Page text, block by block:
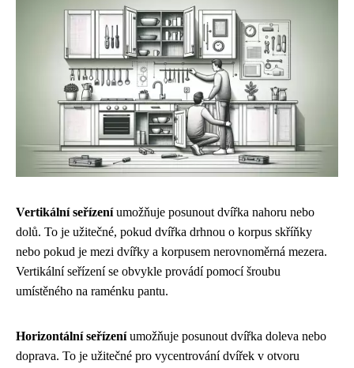
Vertikální seřízeníumožňuje posunout dvířka nahoru nebo
dolů. To je užitečné, pokud dvířka drhnou o korpus skříňky
nebo pokud je mezi dvířky a korpusem nerovnoměrná mezera.
Vertikální seřízení se obvykle provádí pomocí šroubu
umístěného na raménku pantu.
Horizontální seřízeníumožňuje posunout dvířka doleva nebo
doprava. To je užitečné pro vycentrování dvířek v otvoru